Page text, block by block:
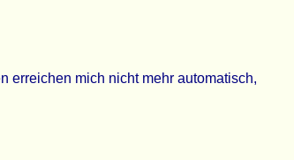
erreichen mich nicht mehr automatisch,